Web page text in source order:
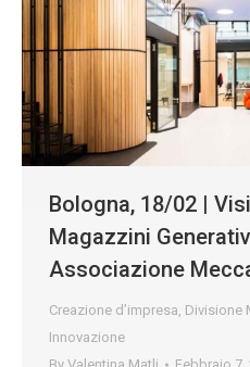
Bologna, 18/02 |
Magazzini
Associazione
Creazione d’impresa, Divisione
Innovazione